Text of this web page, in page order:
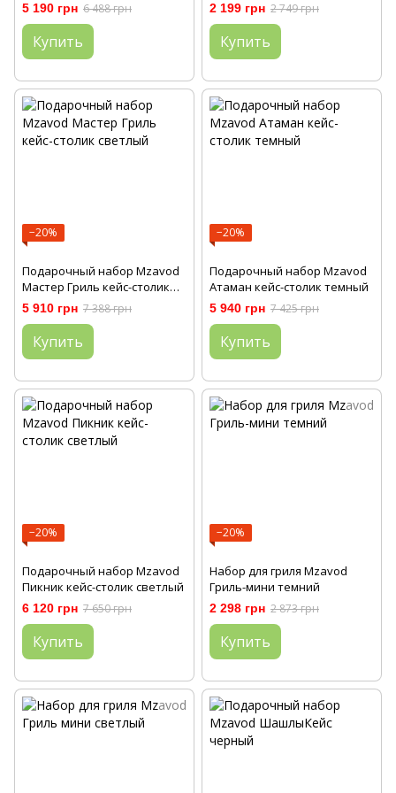
5 190 грн 6 488 грн
Купить
2 199 грн 2 749 грн
Купить
−20%
Подарочный набор Mzavod
Мастер Гриль кейс-столик
светлый
5 910 грн 7 388 грн
Купить
−20%
Подарочный набор Mzavod
Атаман кейс-столик темный
5 940 грн 7 425 грн
Купить
−20%
Подарочный набор Mzavod
Пикник кейс-столик светлый
6 120 грн 7 650 грн
Купить
−20%
Набор для гриля Mzavod
Гриль-мини темний
2 298 грн 2 873 грн
Купить